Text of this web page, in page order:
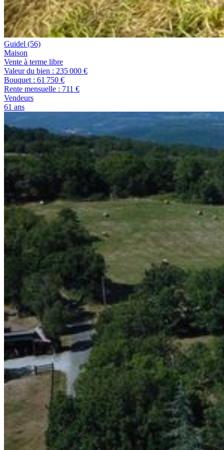
Guidel (56)
maison
Vente à terme libre
Valeur du bien : 235 000 €
Bouquet : 61 750 €
Rente mensuelle : 711 €
Vendeurs
61 ans